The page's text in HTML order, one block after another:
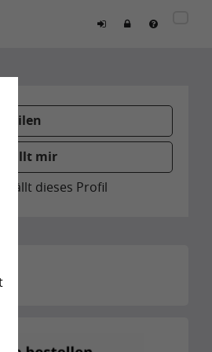
Teilen
mir
dieses Profil